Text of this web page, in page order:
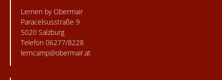
Lernen by Obermair
Paracelsusstraße 9
5020 Salzburg
Telefon 06277/8228
lerncamp@obermair.at